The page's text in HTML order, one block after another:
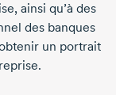
ainsi qu’à des
des banques
un portrait